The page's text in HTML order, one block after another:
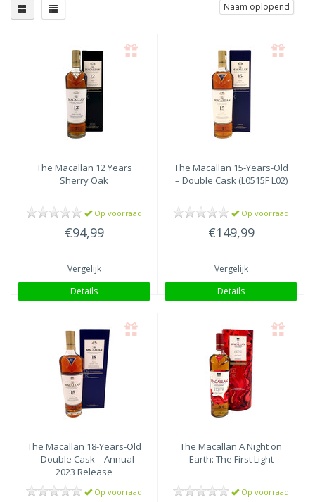
Naam oplopend
The Macallan 12 Years
Sherry Oak
Op voorraad
€94,99
Vergelijk
Details
The Macallan 15-Years-Old
– Double Cask (L0515F L02)
Op voorraad
€149,99
Vergelijk
Details
The Macallan 18-Years-Old
– Double Cask – Annual
2023 Release
Op voorraad
The Macallan A Night on
Earth: The First Light
Op voorraad